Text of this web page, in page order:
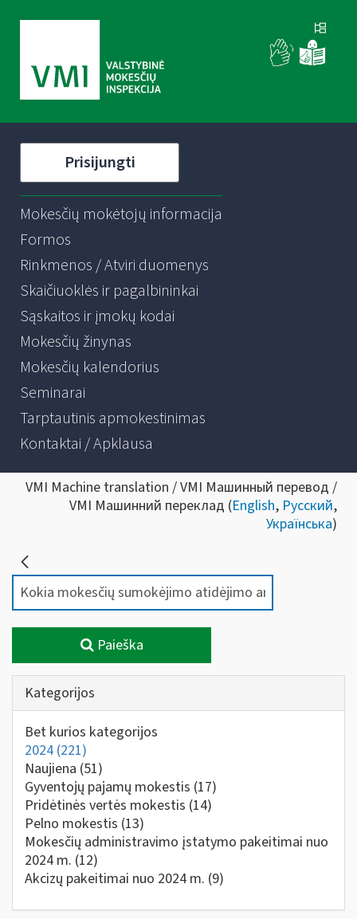
Prisijungti
Mokesčių mokėtojų informacija
Formos
Rinkmenos / Atviri duomenys
Skaičiuoklės ir pagalbininkai
Sąskaitos ir įmokų kodai
Mokesčių žinynas
Mokesčių kalendorius
Seminarai
Tarptautinis apmokestinimas
Kontaktai / Apklausa
VMI Machine translation / VMI Машинный перевод /
VMI Машинний переклад (English, Русский,
Українська)
Paieška
Kategorijos
Bet kurios kategorijos
2024 (221)
Naujiena (51)
Gyventojų pajamų mokestis (17)
Pridėtinės vertės mokestis (14)
Pelno mokestis (13)
Mokesčių administravimo įstatymo pakeitimai nuo
2024 m. (12)
Akcizų pakeitimai nuo 2024 m. (9)